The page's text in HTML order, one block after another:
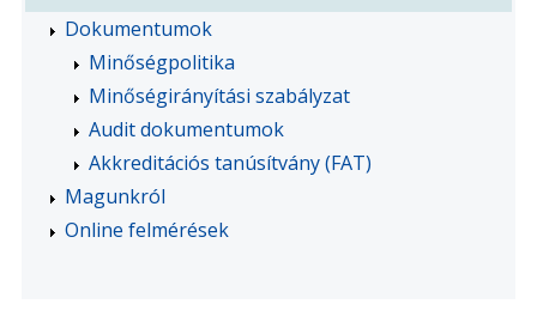
Dokumentumok
Minőségpolitika
Minőségirányítási szabályzat
Audit dokumentumok
Akkreditációs tanúsítvány (FAT)
Magunkról
Online felmérések